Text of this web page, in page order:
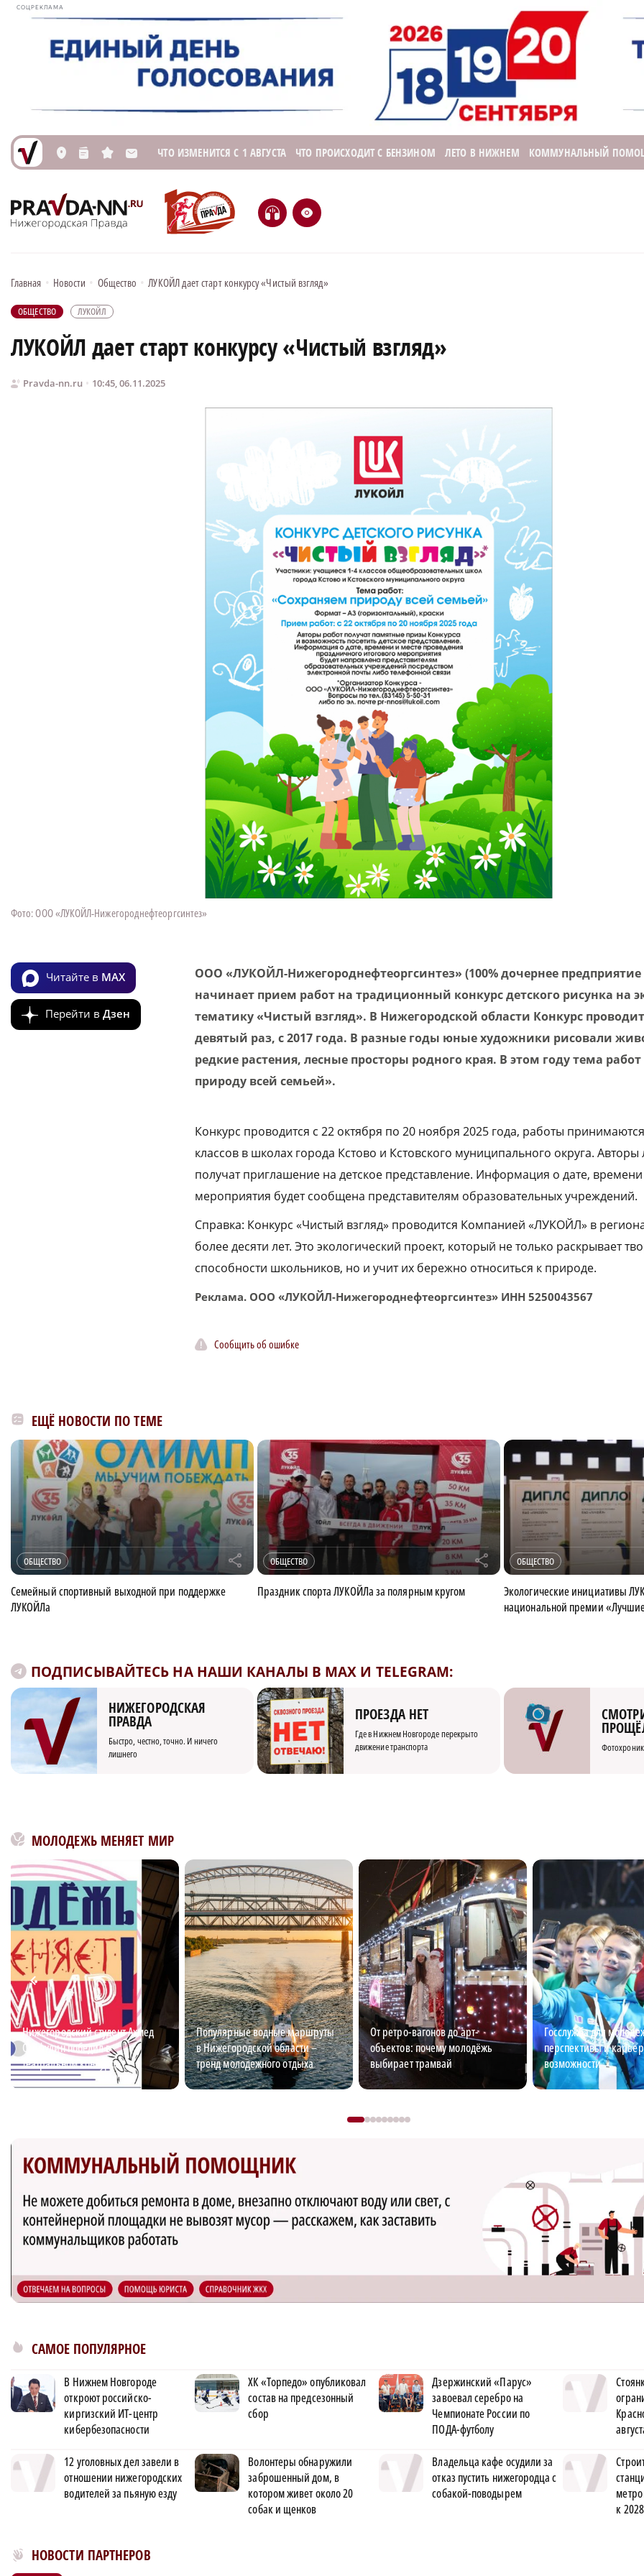
СОЦРЕКЛАМА
L n s M ЧТО ИЗМЕНИТСЯ С 1 АВГУСТА ЧТО ПРОИСХОДИТ С БЕНЗИНОМ ЛЕТО В НИЖНЕМ КОММУНАЛЬНЫЙ
H e
Главная • Новости • Общество • ЛУКОЙЛ дает старт конкурсу «Чистый взгляд»
ОБЩЕСТВО ЛУКОЙЛ
ЛУКОЙЛ дает старт конкурсу «Чистый взгляд»
Pravda-nn.ru 10:45, 06.11.2025
Фото: ООО «ЛУКОЙЛ-Нижегороднефтеоргсинтез»
Читайте в MAX
Перейти в Дзен
ООО «ЛУКОЙЛ-Нижегороднефтеоргсинтез» (100% дочернее
начинает прием работ на традиционный конкурс детского рисунка на
тематику «Чистый взгляд». В Нижегородской области Конкурс
девятый раз, с 2017 года. В разные годы юные художники рисовали
редкие растения, лесные просторы родного края. В этом году тема
природу всей семьей».
Конкурс проводится с 22 октября по 20 ноября 2025 года, работы
классов в школах города Кстово и Кстовского муниципального округа.
получат приглашение на детское представление. Информация о дате,
мероприятия будет сообщена представителям образовательных учреждений.
Справка: Конкурс «Чистый взгляд» проводится Компанией «ЛУКОЙЛ» в
более десяти лет. Это экологический проект, который не только раскрывает
способности школьников, но и учит их бережно относиться к природе.
Реклама. ООО «ЛУКОЙЛ-Нижегороднефтеоргсинтез» ИНН 5250043567
Сообщить об ошибке
ЕЩЁ НОВОСТИ ПО ТЕМЕ
ОБЩЕСТВО r
Семейный спортивный выходной при поддержке
ЛУКОЙЛа
ОБЩЕСТВО r
Праздник спорта ЛУКОЙЛа за полярным кругом
ОБЩЕСТВО
Экологические инициативы
национальной премии
ПОДПИСЫВАЙТЕСЬ НА НАШИ КАНАЛЫ В MAX И TELEGRAM:
НИЖЕГОРОДСКАЯ
ПРАВДА
Быстро, честно, точно. И ничего
лишнего
ПРОЕЗДА НЕТ
Где в Нижнем Новгороде перекрыто
движение транспорта
МОЛОДЕЖЬ МЕНЯЕТ МИР
Нижегородский студент Ахмед
Сайфулин победил в
театральном конкурсе
«Табуретка»
Популярные водные маршруты
в Нижегородской области –
тренд молодежного отдыха
От ретро-вагонов до арт-
объектов: почему молодёжь
выбирает трамвай
Госслужба для
перспективы и
возможности
САМОЕ ПОПУЛЯРНОЕ
В Нижнем Новгороде
откроют российско-
киргизский ИТ-центр
кибербезопасности
ХК «Торпедо» опубликовал
состав на предсезонный
сбор
Дзержинский «Парус»
завоевал серебро на
Чемпионате России по
ПОДА-футболу
12 уголовных дел завели в
отношении нижегородских
водителей за пьяную езду
Волонтеры обнаружили
заброшенный дом, в
котором живет около 20
собак и щенков
Владельца кафе осудили за
отказ пустить нижегородца с
собакой-поводырем
к
НОВОСТИ ПАРТНЕРОВ
Новости МирТесен